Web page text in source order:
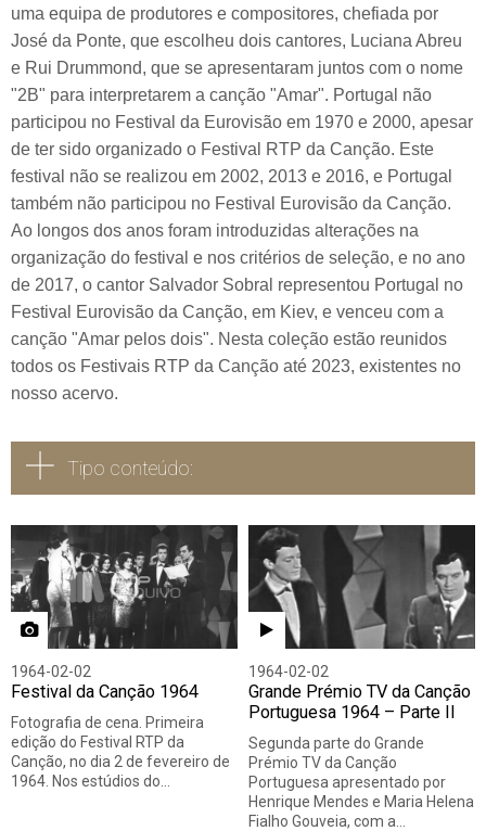
uma equipa de produtores e compositores, chefiada por
José da Ponte, que escolheu dois cantores, Luciana Abreu
e Rui Drummond, que se apresentaram juntos com o nome
"2B" para interpretarem a canção "Amar". Portugal não
participou no Festival da Eurovisão em 1970 e 2000, apesar
de ter sido organizado o Festival RTP da Canção. Este
festival não se realizou em 2002, 2013 e 2016, e Portugal
também não participou no Festival Eurovisão da Canção.
Ao longos dos anos foram introduzidas alterações na
organização do festival e nos critérios de seleção, e no ano
de 2017, o cantor Salvador Sobral representou Portugal no
Festival Eurovisão da Canção, em Kiev, e venceu com a
canção "Amar pelos dois". Nesta coleção estão reunidos
todos os Festivais RTP da Canção até 2023, existentes no
nosso acervo.
Tipo conteúdo:
Todos Vídeo Fotografia
1964-02-02
Festival da Canção 1964
Fotografia de cena. Primeira
edição do Festival RTP da
Canção, no dia 2 de fevereiro de
1964. Nos estúdios do…
1964-02-02
Grande Prémio TV da Canção
Portuguesa 1964 – Parte II
Segunda parte do Grande
Prémio TV da Canção
Portuguesa apresentado por
Henrique Mendes e Maria Helena
Fialho Gouveia, com a…